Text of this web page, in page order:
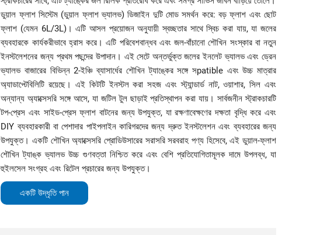
ডুয়াল ফ্লাশ সিস্টেম (ডুয়াল ফ্লাশ ভ্যালভ) ডিজাইন দুটি মোড সমর্থন করে: বড় ফ্লাশ এবং ছোট
ফ্লাশ (যেমন 6L/3L)। এটি আসল প্রয়োজন অনুযায়ী স্বচ্ছতার সাথে স্বিচ করা যায়, যা জলের
ব্যবহারকে কার্যকরীভাবে হ্রাস করে। এটি পরিবেশবান্ধব এবং জল-বাঁচানো শৌখিন সংস্কার বা নতুন
ইনস্টলেশনের জন্য প্রথম পছন্দের উপাদান। এই সেটে অন্তর্ভুক্ত জলের ইনলেট ভ্যালভ এবং ড্রেন
ভ্যালভ বাজারের বিভিন্ন 2-ইঞ্চি ব্যাসার্ধের শৌখিন ট্যাঙ্কের সঙ্গে সpatible এবং উচ্চ মাত্রার
অ্যাডাপ্টেবিলিটি রয়েছে। এই কিটটি ইনস্টল করা সহজ এবং স্ট্যান্ডার্ড নাট, ওয়াশার, সিল এবং
অন্যান্য অ্যাক্সেসরি সঙ্গে আসে, যা জটিল টুল ছাড়াই প্রতিস্থাপন করা যায়। সার্বজনীন স্ট্রাকচারটি
টপ-প্রেস এবং সাইড-প্রেস ফ্লাশ বাটনের জন্য উপযুক্ত, যা রক্ষণাবেক্ষণের দক্ষতা বৃদ্ধি করে এবং
DIY ব্যবহারকারী বা পেশাদার পাইপলাইন কারিগরদের জন্য দ্রুত ইনস্টলেশন এবং ব্যবহারের জন্য
উপযুক্ত। একটি শৌখিন অ্যাক্সেসরি প্রোডিউসারের সরাসরি সরবরাহ পণ্য হিসেবে, এই ডুয়াল-ফ্লাশ
শৌখিন ট্যাঙ্ক ভ্যালভ উচ্চ গুণবত্তা নিশ্চিত করে এবং বেশি প্রতিযোগিতামূলক দামে উপলব্ধ, যা
হুইলসেল সংগ্রহ এবং রিটেল প্রচারের জন্য উপযুক্ত।
একটি উদ্ধৃতি পান